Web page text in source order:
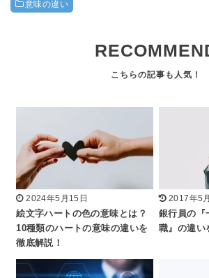
意味の違い
2024年5月15日
絵文字ハートの色の意味とは？
10種類のハートの意味の違いを
徹底解説！
2017年5
銀行員の『
職』の違い